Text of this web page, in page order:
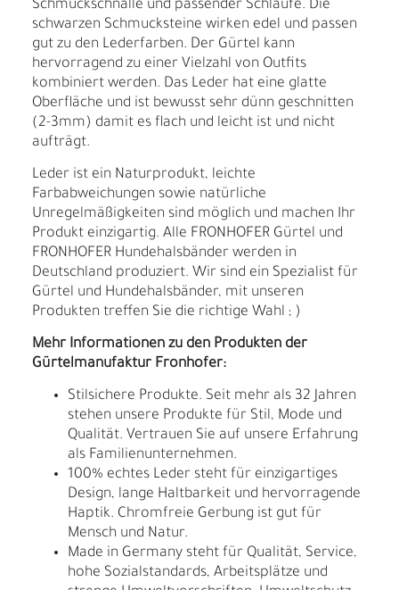
Schmuckschnalle und passender Schlaufe. Die
schwarzen Schmucksteine wirken edel und passen
gut zu den Lederfarben. Der Gürtel kann
hervorragend zu einer Vielzahl von Outfits
kombiniert werden. Das Leder hat eine glatte
Oberfläche und ist bewusst sehr dünn geschnitten
(2-3mm) damit es flach und leicht ist und nicht
aufträgt.
Leder ist ein Naturprodukt, leichte
Farbabweichungen sowie natürliche
Unregelmäßigkeiten sind möglich und machen Ihr
Produkt einzigartig. Alle FRONHOFER Gürtel und
FRONHOFER Hundehalsbänder werden in
Deutschland produziert. Wir sind ein Spezialist für
Gürtel und Hundehalsbänder, mit unseren
Produkten treffen Sie die richtige Wahl ; )
Mehr Informationen zu den Produkten der
Gürtelmanufaktur Fronhofer:
Stilsichere Produkte. Seit mehr als 32 Jahren
stehen unsere Produkte für Stil, Mode und
Qualität. Vertrauen Sie auf unsere Erfahrung
als Familienunternehmen.
100% echtes Leder steht für einzigartiges
Design, lange Haltbarkeit und hervorragende
Haptik. Chromfreie Gerbung ist gut für
Mensch und Natur.
Made in Germany steht für Qualität, Service,
hohe Sozialstandards, Arbeitsplätze und